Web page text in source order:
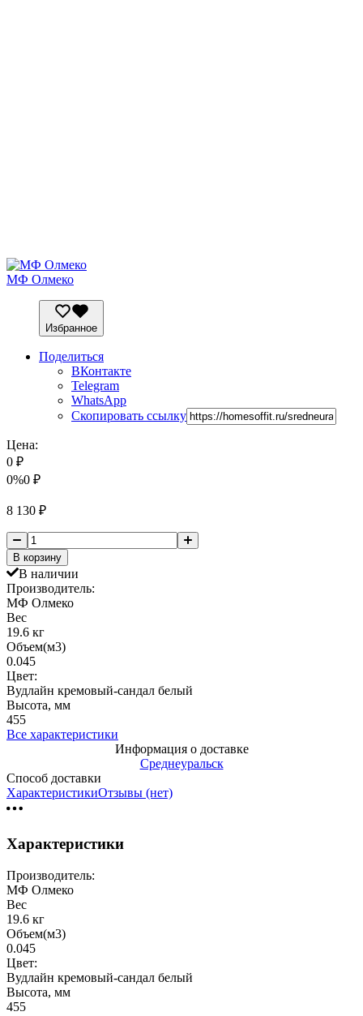
МФ Олмеко
Избранное
Поделиться
ВКонтакте
Telegram
WhatsApp
Скопировать ссылку
Цена:
0 ₽
0%0 ₽
8 130 ₽
В корзину
В наличии
Производитель:
МФ Олмеко
Вес
19.6 кг
Объем(м3)
0.045
Цвет:
Вудлайн кремовый-сандал белый
Высота, мм
455
Все характеристики
Информация о доставке
Среднеуральск
Способ доставки
ХарактеристикиОтзывы (нет)
Характеристики
Производитель:
МФ Олмеко
Вес
19.6 кг
Объем(м3)
0.045
Цвет:
Вудлайн кремовый-сандал белый
Высота, мм
455